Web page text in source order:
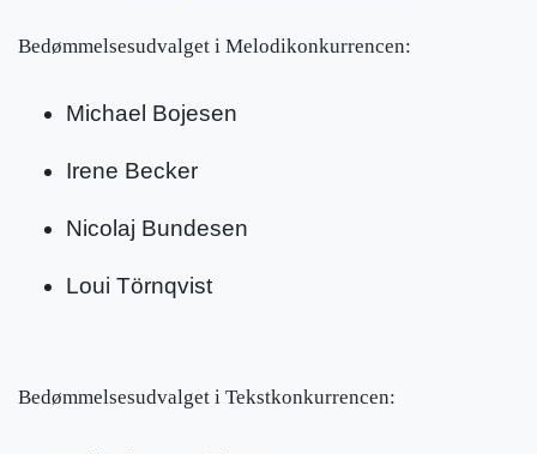
Bedømmelsesudvalget i Melodikonkurrencen:
Michael Bojesen
Irene Becker
Nicolaj Bundesen
Loui Törnqvist
Bedømmelsesudvalget i Tekstkonkurrencen: